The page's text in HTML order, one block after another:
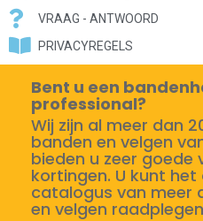
VRAAG - ANTWOORD
PRIVACYREGELS
Bent u een
professional?
Wij zijn al meer dan
banden en velgen
bieden u zeer goede
kortingen. U kunt
catalogus van meer
en velgen